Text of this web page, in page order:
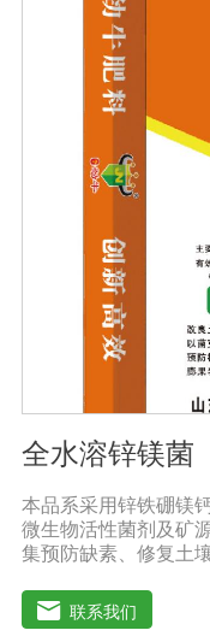
全水溶锌镁菌
本品系采用锌铁硼镁
微生物活性菌剂及矿
集预防缺素、修复土
剂”，配方科学，配
快、生根猛、改良土
联系我们